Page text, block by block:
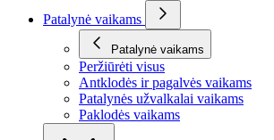
Patalynė vaikams
Patalynė vaikams
Peržiūrėti visus
Antklodės ir pagalvės vaikams
Patalynės užvalkalai vaikams
Paklodės vaikams